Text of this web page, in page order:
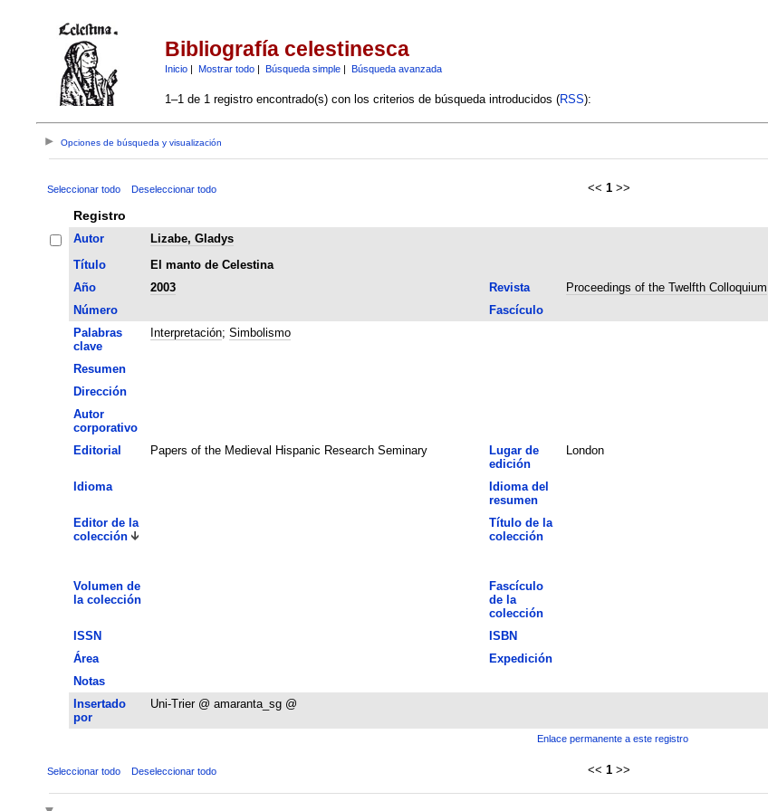
Bibliografía celestinesca
Inicio| Mostrar todo| Búsqueda simple| Búsqueda avanzada
1–1 de 1 registro encontrado(s) con los criterios de búsqueda introducidos (RSS):
Opciones de búsqueda y visualización
Seleccionar todo Deseleccionar todo << 1 >>
Registro
Autor
Lizabe, Gladys
Título
El manto de Celestina
Año
2003 Revista Proceedings of the Twelfth Colloquium
Número
Fascículo
Palabras
clave
Interpretación; Simbolismo
Resumen
Dirección
Autor
corporativo
Editorial Papers of the Medieval Hispanic Research Seminary
Lugar de
edición
London
Idioma
Idioma del
resumen
Editor de la
colección
Título de la
colección
Volumen de
la colección
Fascículo
de la
colección
ISSN ISBN
Área
Expedición
Notas
Insertado
por
Uni-Trier @ amaranta_sg @
Enlace permanente a este registro
Seleccionar todo Deseleccionar todo << 1 >>